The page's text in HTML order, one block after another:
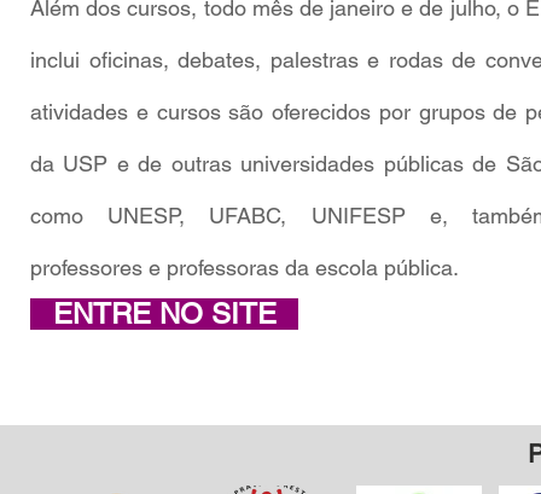
Além dos cursos, todo mês de janeiro e de julho, o
inclui oficinas, debates, palestras e rodas de
atividades e cursos são oferecidos por grupos de
da USP e de outras universidades públicas de
como UNESP, UFABC, UNIFESP e,
professores e professoras da escola pública.
ENTRE NO SITE